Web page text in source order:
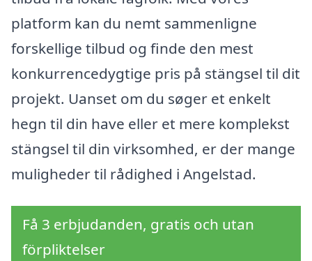
platform kan du nemt sammenligne
forskellige tilbud og finde den mest
konkurrencedygtige pris på stängsel til dit
projekt. Uanset om du søger et enkelt
hegn til din have eller et mere komplekst
stängsel til din virksomhed, er der mange
muligheder til rådighed i Angelstad.
Få 3 erbjudanden, gratis och utan
förpliktelser